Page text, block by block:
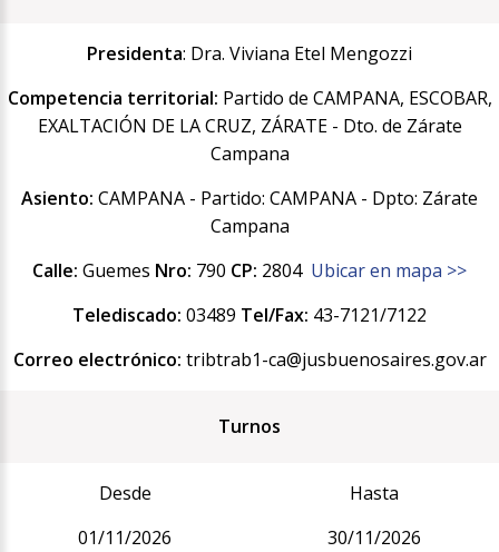
Presidenta: Dra. Viviana Etel Mengozzi
Competencia territorial: Partido de CAMPANA, ESCOBAR,
EXALTACIÓN DE LA CRUZ, ZÁRATE - Dto. de Zárate
Campana
Asiento: CAMPANA - Partido: CAMPANA - Dpto: Zárate
Campana
Calle: Guemes Nro: 790 CP: 2804 Ubicar en mapa >>
Telediscado: 03489 Tel/Fax: 43-7121/7122
Correo electrónico: tribtrab1-ca@jusbuenosaires.gov.ar
Turnos
Desde
Hasta
01/11/2026
30/11/2026